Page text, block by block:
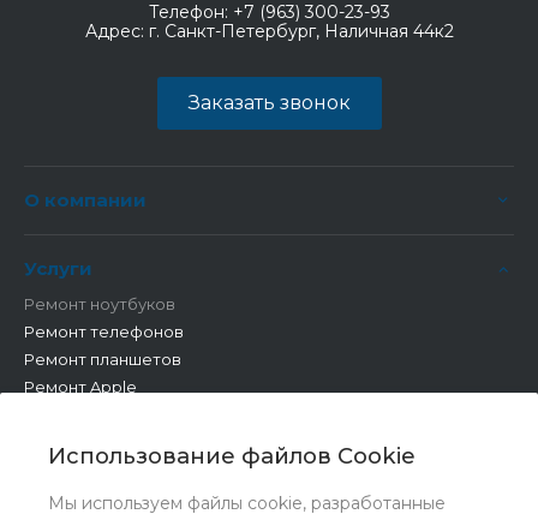
Использование файлов Cookie
Мы используем файлы cookie, разработанные
Телефон: +7 (963) 300-23-93
Адрес: г. Санкт-Петербург, Наличная 44к2
Заказать звонок
О компании
Услуги
Ремонт ноутбуков
Ремонт телефонов
Ремонт планшетов
Ремонт Apple